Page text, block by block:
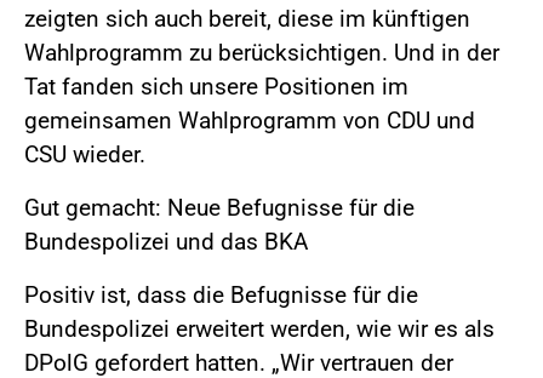
zeigten sich auch bereit, diese im künftigen
Wahlprogramm zu berücksichtigen. Und in der
Tat fanden sich unsere Positionen im
gemeinsamen Wahlprogramm von CDU und
CSU wieder.
Gut gemacht: Neue Befugnisse für die
Bundespolizei und das BKA
Positiv ist, dass die Befugnisse für die
Bundespolizei erweitert werden, wie wir es als
DPolG gefordert hatten. „Wir vertrauen der